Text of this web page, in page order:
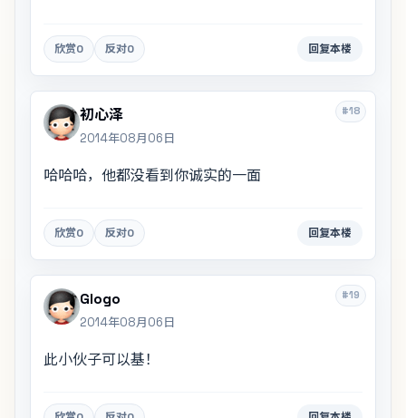
欣赏0 反对0 回复本楼
#18
初心泽
2014年08月06日
哈哈哈，他都没看到你诚实的一面
欣赏0 反对0 回复本楼
#19
Glogo
2014年08月06日
此小伙子可以基！